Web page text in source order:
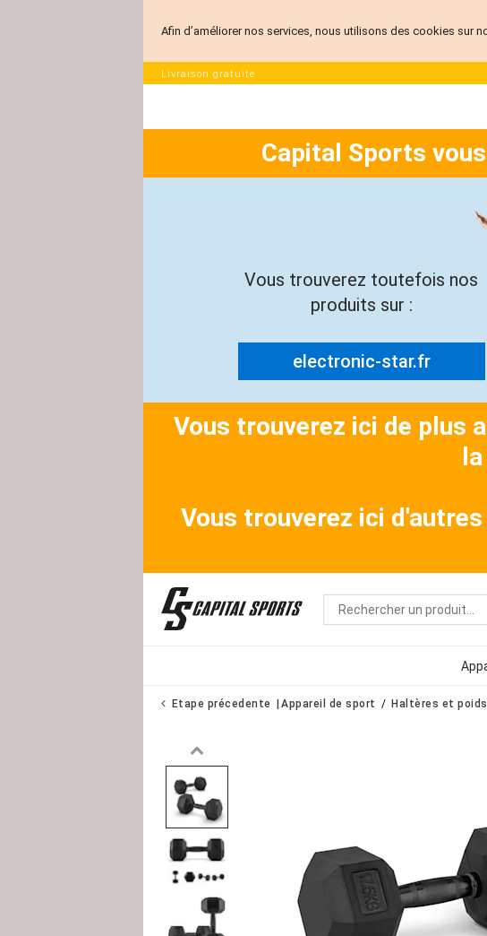
Capital Sports
Vous trouverez toutefois nos
produits sur :
electronic-star.fr
Vous trouverez ici de plus
Vous trouverez ici
Etape précedente Appareil de sport Haltères et poids
Livraison gratuite
Afin d’améliorer nos services, nous utilisons des cookies sur